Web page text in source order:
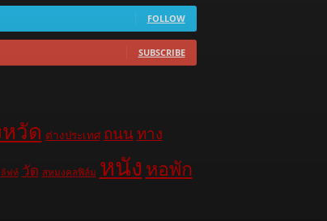
FOLLOW
SUBSCRIBE
วัด ต่างประเทศ ถนน ทาง
ลิฟท์ วัด สหมงคลฟิล์ม หนัง หอพัก